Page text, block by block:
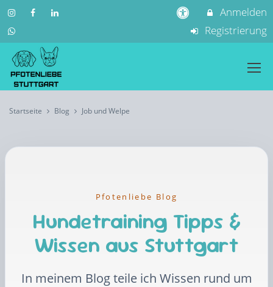
Anmelden
Registrierung
Startseite Blog Job und Welpe
Pfotenliebe Blog
Hundetraining Tipps &
Wissen aus Stuttgart
In meinem Blog teile ich Wissen rund um